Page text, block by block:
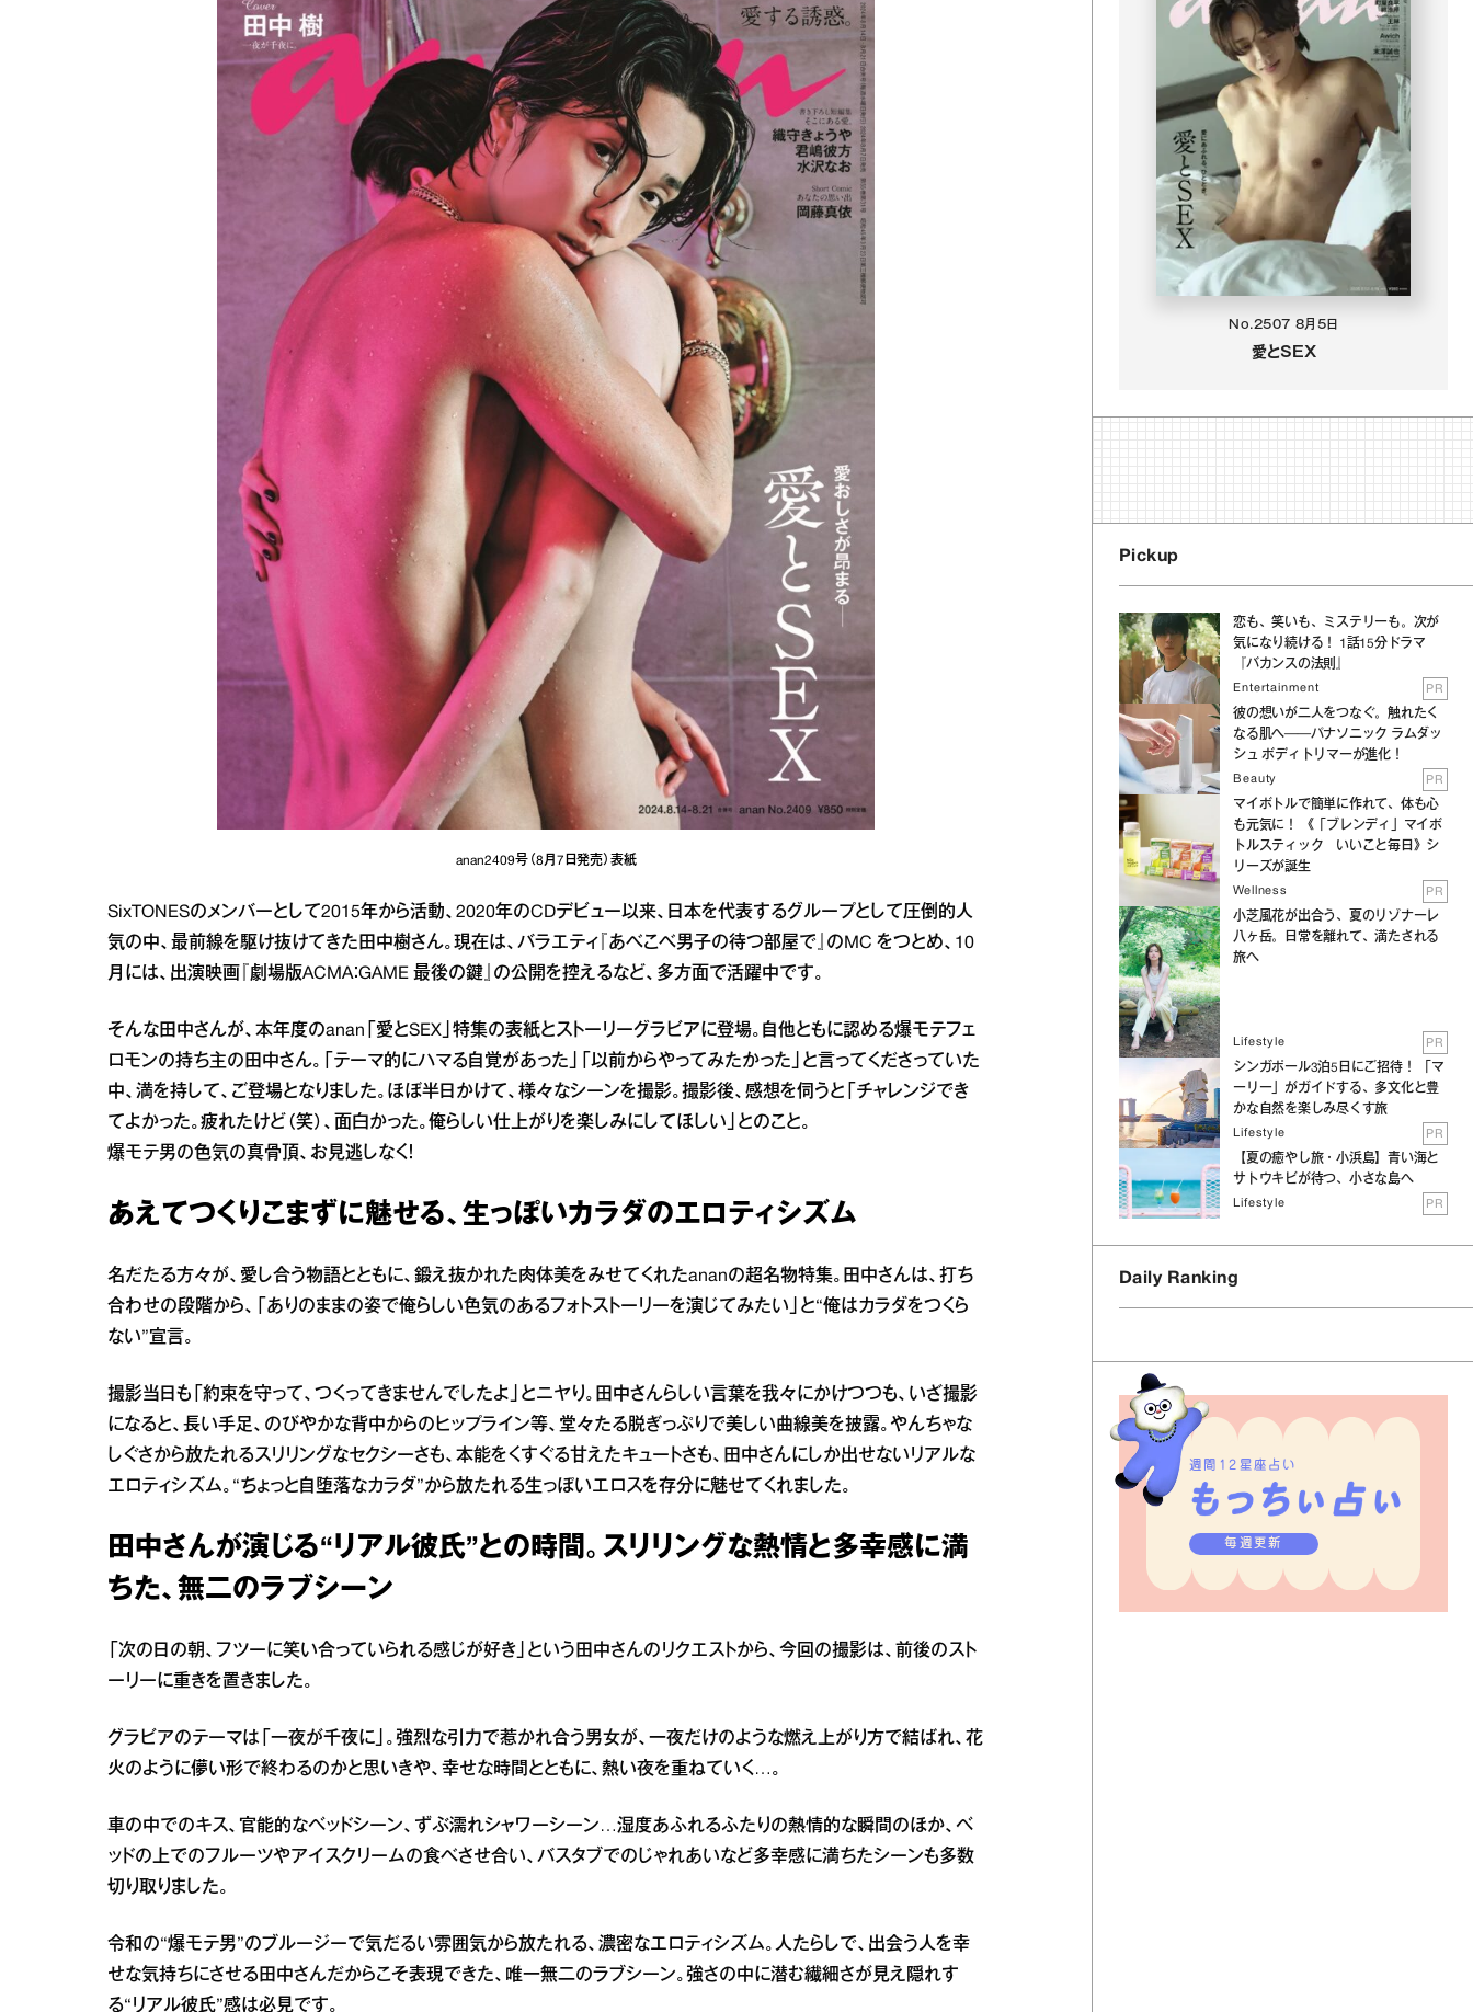
anan2409号（8月7日発売）表紙
SixTONESのメンバーとして2015年から活動、2020年のCDデビュー以来、日本を代表するグループとして圧倒的人
気の中、最前線を駆け抜けてきた田中樹さん。現在は、バラエティ『あべこべ男子の待つ部屋で』のMC をつとめ、10
月には、出演映画『劇場版ACMA：GAME 最後の鍵』の公開を控えるなど、多方面で活躍中です。
そんな田中さんが、本年度のanan「愛とSEX」特集の表紙とストーリーグラビアに登場。自他ともに認める爆モテフェ
ロモンの持ち主の田中さん。「テーマ的にハマる自覚があった」「以前からやってみたかった」と言ってくださっていた
中、満を持して、ご登場となりました。ほぼ半日かけて、様々なシーンを撮影。撮影後、感想を伺うと「チャレンジでき
てよかった。疲れたけど（笑）、面白かった。俺らしい仕上がりを楽しみにしてほしい」とのこと。
爆モテ男の色気の真骨頂、お見逃しなく！
あえてつくりこまずに魅せる、生っぽいカラダのエロティシズム
名だたる方々が、愛し合う物語とともに、鍛え抜かれた肉体美をみせてくれたananの超名物特集。田中さんは、打ち
合わせの段階から、「ありのままの姿で俺らしい色気のあるフォトストーリーを演じてみたい」と“俺はカラダをつくら
ない”宣言。
撮影当日も「約束を守って、つくってきませんでしたよ」とニヤり。田中さんらしい言葉を我々にかけつつも、いざ撮影
になると、長い手足、のびやかな背中からのヒップライン等、堂々たる脱ぎっぷりで美しい曲線美を披露。やんちゃな
しぐさから放たれるスリリングなセクシーさも、本能をくすぐる甘えたキュートさも、田中さんにしか出せないリアルな
エロティシズム。“ちょっと自堕落なカラダ”から放たれる生っぽいエロスを存分に魅せてくれました。
田中さんが演じる“リアル彼氏”との時間。スリリングな熱情と多幸感に満
ちた、無二のラブシーン
「次の日の朝、フツーに笑い合っていられる感じが好き」という田中さんのリクエストから、今回の撮影は、前後のスト
ーリーに重きを置きました。
グラビアのテーマは「一夜が千夜に」。強烈な引力で惹かれ合う男女が、一夜だけのような燃え上がり方で結ばれ、花
火のように儚い形で終わるのかと思いきや、幸せな時間とともに、熱い夜を重ねていく…。
車の中でのキス、官能的なベッドシーン、ずぶ濡れシャワーシーン…湿度あふれるふたりの熱情的な瞬間のほか、ベ
ッドの上でのフルーツやアイスクリームの食べさせ合い、バスタブでのじゃれあいなど多幸感に満ちたシーンも多数
切り取りました。
令和の“爆モテ男”のブルージーで気だるい雰囲気から放たれる、濃密なエロティシズム。人たらしで、出会う人を幸
せな気持ちにさせる田中さんだからこそ表現できた、唯一無二のラブシーン。強さの中に潜む繊細さが見え隠れす
る“リアル彼氏”感は必見です。
No.2507 8月5日
愛とSEX
Pickup
恋も、笑いも、ミステリーも。次が
気になり続ける！ 1話15分ドラマ
『バカンスの法則』
Entertainment PR
彼の想いが二人をつなぐ。触れたく
なる肌へ──パナソニック ラムダッ
シュ ボディトリマーが進化！
Beauty PR
マイボトルで簡単に作れて、体も心
も元気に！ 《「ブレンディ」マイボ
トルスティック いいこと毎日》シ
リーズが誕生
Wellness PR
小芝風花が出合う、夏のリゾナーレ
八ヶ岳。日常を離れて、満たされる
旅へ
Lifestyle PR
シンガポール3泊5日にご招待！ 「マ
ーリー」がガイドする、多文化と豊
かな自然を楽しみ尽くす旅
Lifestyle PR
【夏の癒やし旅・小浜島】青い海と
サトウキビが待つ、小さな島へ
Lifestyle PR
Daily Ranking
週間12星座占い
毎週更新